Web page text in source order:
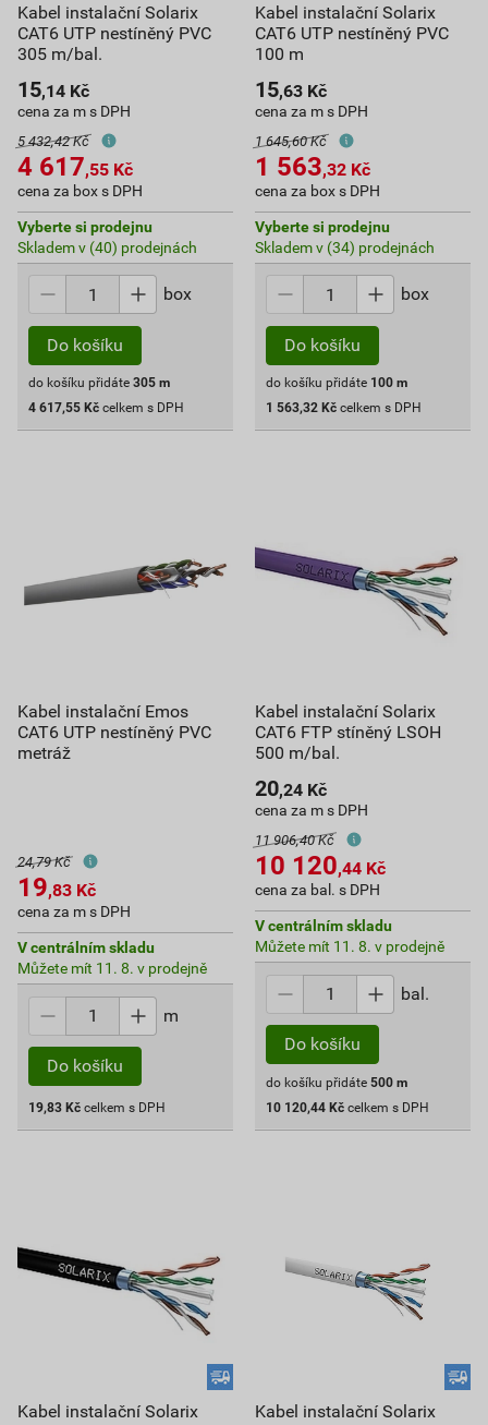
Kabel instalační Solarix
CAT6 UTP nestíněný PVC
305 m/bal.
15,14 Kč
cena za m s DPH
5 432,42 Kč
4 617,55 Kč
cena za box s DPH
Vyberte si prodejnu
Skladem v (40) prodejnách
box
Do košíku
do košíku přidáte 305 m
4 617,55 Kč celkem s DPH
Kabel instalační Solarix
CAT6 UTP nestíněný PVC
100 m
15,63 Kč
cena za m s DPH
1 645,60 Kč
1 563,32 Kč
cena za box s DPH
Vyberte si prodejnu
Skladem v (34) prodejnách
box
Do košíku
do košíku přidáte 100 m
1 563,32 Kč celkem s DPH
Kabel instalační Emos
CAT6 UTP nestíněný PVC
metráž
24,79 Kč
19,83 Kč
cena za m s DPH
V centrálním skladu
Můžete mít 11. 8. v prodejně
m
Do košíku
19,83 Kč celkem s DPH
Kabel instalační Solarix
CAT6 FTP stíněný LSOH
500 m/bal.
20,24 Kč
cena za m s DPH
11 906,40 Kč
10 120,44 Kč
cena za bal. s DPH
V centrálním skladu
Můžete mít 11. 8. v prodejně
bal.
Do košíku
do košíku přidáte 500 m
10 120,44 Kč celkem s DPH
Kabel instalační Solarix
Kabel instalační Solarix